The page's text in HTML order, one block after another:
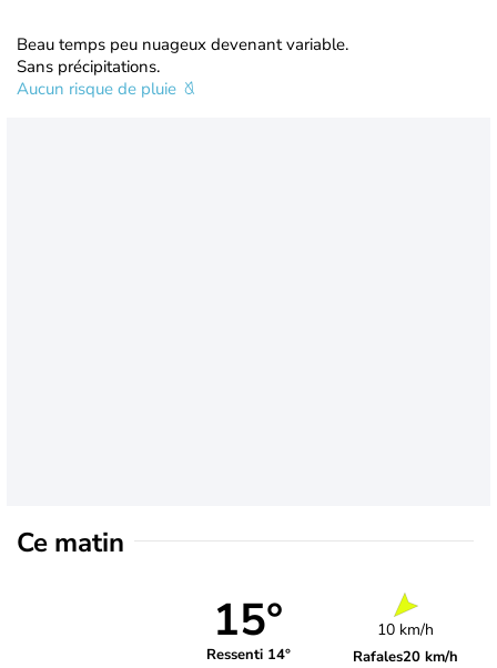
Beau temps peu nuageux devenant variable.
Sans précipitations.
Aucun risque de pluie
Ce matin
15°
Ressenti 14°
10 km/h
Rafales20 km/h